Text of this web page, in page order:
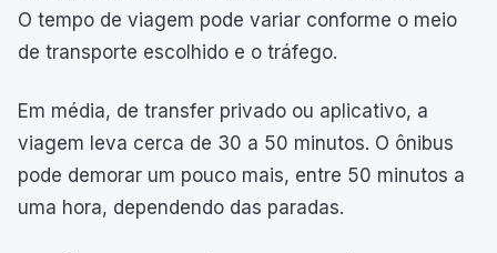
O tempo de viagem pode variar conforme o meio
de transporte escolhido e o tráfego.
Em média, de transfer privado ou aplicativo, a
viagem leva cerca de 30 a 50 minutos. O ônibus
pode demorar um pouco mais, entre 50 minutos a
uma hora, dependendo das paradas.